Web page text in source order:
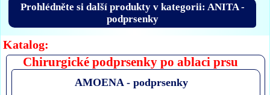
Katalog:
Chirurgické podprsenky po ablaci prsu
AMOENA - podprsenky
Prohlédněte si další produkty v kategorii: ANITA -
podprsenky